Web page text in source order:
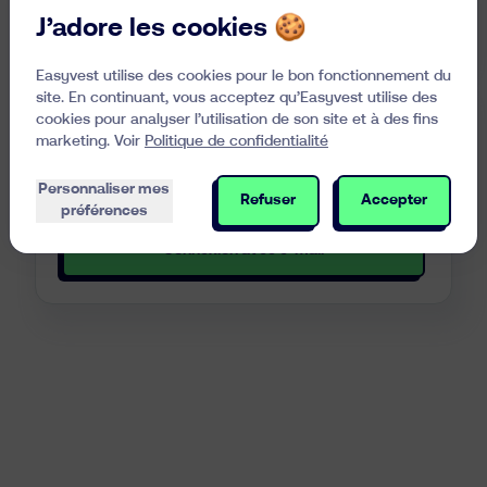
J’adore les cookies 🍪
Easyvest utilise des cookies pour le bon fonctionnement du
site. En continuant, vous acceptez qu’Easyvest utilise des
cookies pour analyser l’utilisation de son site et à des fins
marketing. Voir Politique de confidentialité
Personnaliser mes
préférences
Refuser Accepter
Ressources
Adresse e-mail
Utilisez votre adresse e-mail et une authentification
double facteur
Connexion avec e-mail